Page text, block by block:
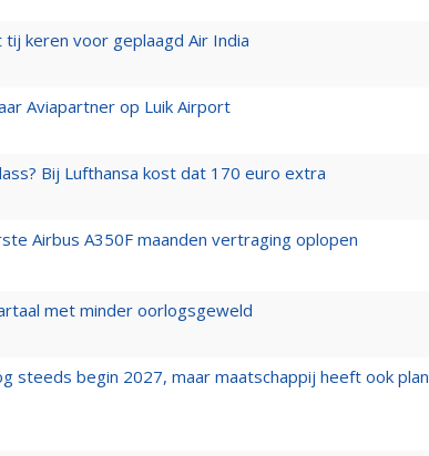
keren voor geplaagd Air India
Aviapartner op Luik Airport
Bij Lufthansa kost dat 170 euro extra
Airbus A350F maanden vertraging oplopen
met minder oorlogsgeweld
steeds begin 2027, maar maatschappij heeft ook plan